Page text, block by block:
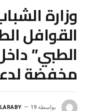
وزارة
القوافل
الطبي”
مخفضة
بواسطة 19 يناير، 2026